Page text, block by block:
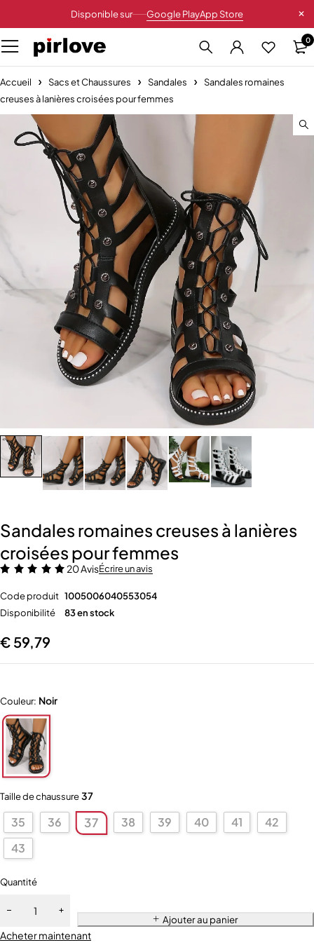
Disponible sur Google PlayApp Store
0
Accueil Sacs et Chaussures Sandales
Sandales romaines
creuses à lanières croisées pour femmes
Sandales romaines creuses à lanières
croisées pour femmes
20 AvisÉcrire un avis
Code produit 1005006040553054
Disponibilité
83 en stock
€ 59,79
Couleur: Noir
Taille de chaussure37
35 36 37 38 39 40 41
42
43
Quantité
Ajouter au panier
Acheter maintenant